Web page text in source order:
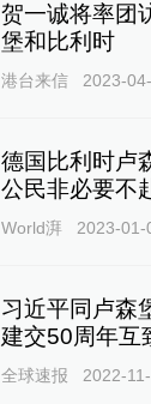
贺一诚将率团
堡和比利时
港台来信 2023-
德国比利时卢
公民非必要不
World湃 2023-01-
习近平同卢森
建交50周年互
全球速报 2022-